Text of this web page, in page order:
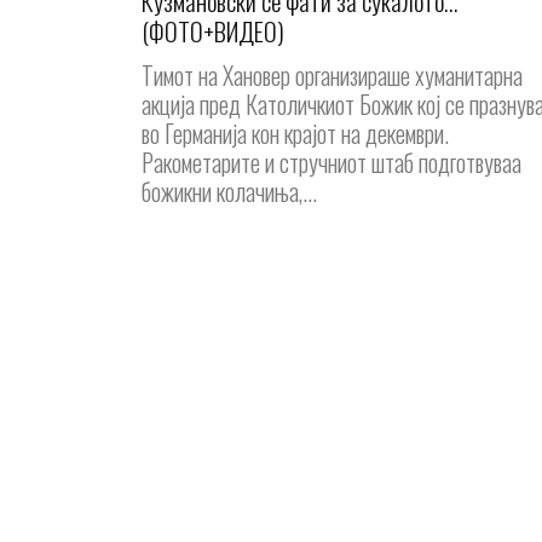
(ФОТО+ВИДЕО)
Тимот на Хановер организираше хуманитарна
акција пред Католичкиот Божик кој се
во Германија кон крајот на декември.
Ракометарите и стручниот штаб подготвуваа
божикни колачиња,...